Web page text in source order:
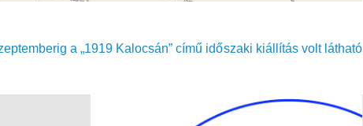
a „1919 Kalocsán” című időszaki kiállítás volt látható